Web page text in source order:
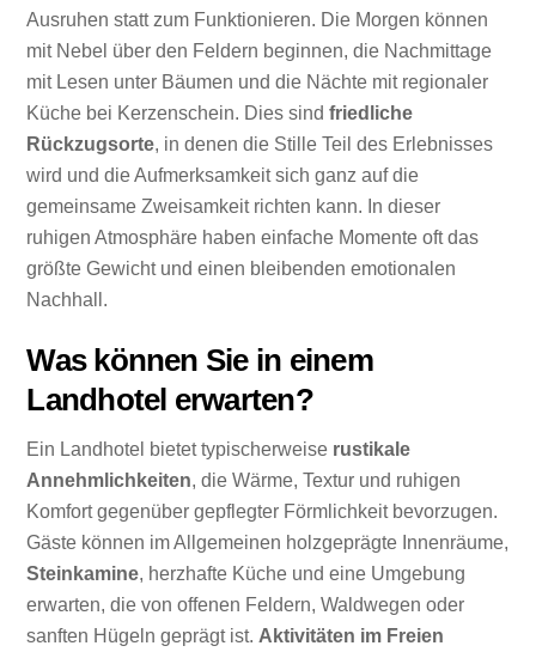
Ausruhen statt zum Funktionieren. Die Morgen können
mit Nebel über den Feldern beginnen, die Nachmittage
mit Lesen unter Bäumen und die Nächte mit regionaler
Küche bei Kerzenschein. Dies sindfriedliche
Rückzugsorte, in denen die Stille Teil des Erlebnisses
wird und die Aufmerksamkeit sich ganz auf die
gemeinsame Zweisamkeit richten kann. In dieser
ruhigen Atmosphäre haben einfache Momente oft das
größte Gewicht und einen bleibenden emotionalen
Nachhall.
Was können Sie in einem
Landhotel erwarten?
Ein Landhotel bietet typischerweise rustikale
Annehmlichkeiten, die Wärme, Textur und ruhigen
Komfort gegenüber gepflegter Förmlichkeit bevorzugen.
Gäste können im Allgemeinen holzgeprägte Innenräume,
Steinkamine, herzhafte Küche und eine Umgebung
erwarten, die von offenen Feldern, Waldwegen oder
sanften Hügeln geprägt ist.Aktivitäten im Freien